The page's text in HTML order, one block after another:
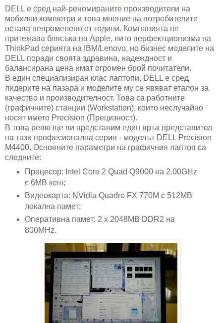
DELL е сред най-реномираните производители на
мобилни компютри и това мнение на потребителите
остава непроменено от години. Компанията не
притежава блясъка на Apple, нито перфектционизма на
ThinkPad серията на IBM/Lenovo, но бизнес моделите на
DELL поради своята здравина, надеждност и
балансирана цена имат огромен брой почитатели.
В един специализиран клас лаптопи, DELL е сред
лидерите на пазара и моделите му се явяват еталон за
качество и производителност. Това са работните
(графичните) станции (Workstation), които неслучайно
носят името Precision (Прецизност).
В това ревю ще ви представим един ярък представител
на тази професионална серия - моделът DELL Precision
M4400. Основните параметри на графичния лаптоп са
следните:
Процесор: Intel Core 2 Quad Q9000 на 2.00GHz
с 6MB кеш;
Видеокарта: NVidia Quadro FX 770M с 512MB
локална памет;
Оперативна памет: 2 х 2048MB DDR2 на
800MHz.